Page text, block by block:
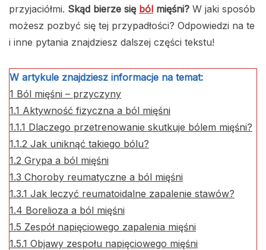
przyjaciółmi. Skąd bierze się ból mięśni? W jaki sposób
możesz pozbyć się tej przypadłości? Odpowiedzi na te
i inne pytania znajdziesz dalszej części tekstu!
W artykule znajdziesz informacje na temat:
1 Ból mięśni – przyczyny
1.1 Aktywność fizyczna a ból mięśni
1.1.1 Dlaczego przetrenowanie skutkuje bólem mięśni?
1.1.2 Jak uniknąć takiego bólu?
1.2 Grypa a ból mięśni
1.3 Choroby reumatyczne a ból mięśni
1.3.1 Jak leczyć reumatoidalne zapalenie stawów?
1.4 Borelioza a ból mięśni
1.5 Zespół napięciowego zapalenia mięśni
1.5.1 Objawy zespołu napięciowego mięśni